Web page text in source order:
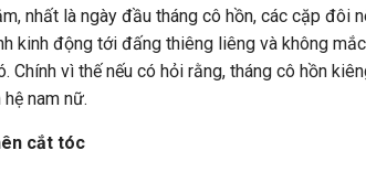
nhất là ngày đầu tháng cô hồn, các cặp đôi
kinh động tới đấng thiêng liêng và không
Chính vì thế nếu có hỏi rằng, tháng cô hồn
nam nữ.
cắt tóc